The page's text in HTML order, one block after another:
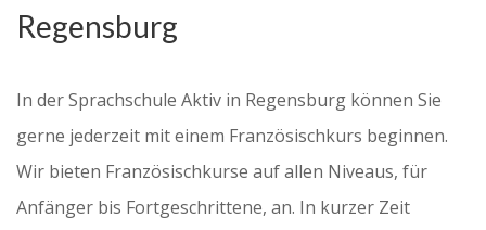
Regensburg
In der Sprachschule Aktiv in Regensburg können Sie
gerne jederzeit mit einem Französischkurs beginnen.
Wir bieten Französischkurse auf allen Niveaus, für
Anfänger bis Fortgeschrittene, an. In kurzer Zeit